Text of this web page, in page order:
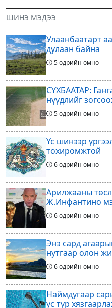
өнөөдөр/2026.07.31/ болно. Энэ
өдөрлөгийн оргил тулааны
эзэд нь бантам жингийн аварга
ШИНЭ МЭДЭЭ
Улаанбаатарт
дулаан байна
5 өдрийн өмнө
СҮХБААТАР:
нүүдлийг
дүнгээ өгч
5 өдрийн өмнө
Үс шинээр
тохиромжтой
6 өдрийн өмнө
Арилжааны
Ж.Инфантино
6 өдрийн өмнө
Энэ сард
нутгаар олон
байна
6 өдрийн өмнө
Наймдугаар
ус түр